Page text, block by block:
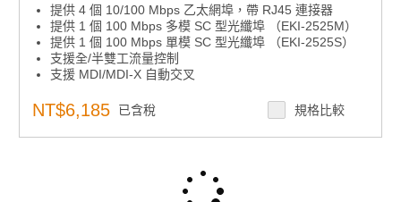
提供 4 個 10/100 Mbps 乙太網埠，帶 RJ45 連接器
提供 1 個 100 Mbps 多模 SC 型光纖埠 （EKI-2525M）
提供 1 個 100 Mbps 單模 SC 型光纖埠 （EKI-2525S）
支援全/半雙工流量控制
支援 MDI/MDI-X 自動交叉
提供靈活的安裝：DIN導軌和壁掛式安裝
NT$6,185 已含稅 規格比較